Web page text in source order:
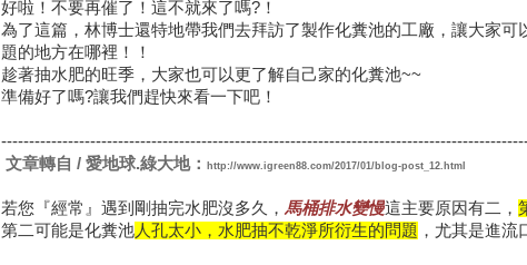
好啦！不要再催了！這不就來了嗎?！
為了這篇，林博士還特地帶我們去拜訪了製作化糞池的工廠，讓大家
題的地方在哪裡！！
趁著抽水肥的旺季，大家也可以更了解自己家的化糞池~~
準備好了嗎?讓我們趕快來看一下吧！
文章轉自 / 愛地球.綠大地：
http://www.igreen88.com/2017/01/blog-post_12.html
若您『經常』遇到剛抽完水肥沒多久， 馬桶排水變慢這主要原因有二，
第二可能是化糞池人孔太小，水肥抽不乾淨所衍生的問題 ，尤其是進